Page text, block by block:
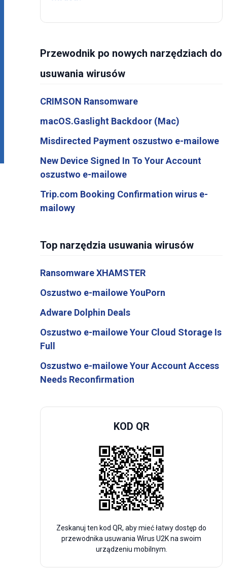
Przewodnik po nowych narzędziach do
usuwania wirusów
CRIMSON Ransomware
macOS.Gaslight Backdoor (Mac)
Misdirected Payment oszustwo e-mailowe
New Device Signed In To Your Account
oszustwo e-mailowe
Trip.com Booking Confirmation wirus e-
mailowy
Top narzędzia usuwania wirusów
Ransomware XHAMSTER
Oszustwo e-mailowe YouPorn
Adware Dolphin Deals
Oszustwo e-mailowe Your Cloud Storage Is
Full
Oszustwo e-mailowe Your Account Access
Needs Reconfirmation
KOD QR
Zeskanuj ten kod QR, aby mieć łatwy dostęp do
przewodnika usuwania Wirus U2K na swoim
urządzeniu mobilnym.